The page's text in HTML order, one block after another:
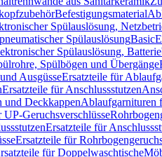
Befestigungsmaterial
Spülauslösung,
SpülauslösungBasic
Spülauslösung,
Spülbögen und Übergänge
AusgüsseErsatzteile für
Ersatzteile für Anschlussstutzen
und DeckkappenAblaufgarnituren
UP-Geruchsverschlüsse
Ersatzteile für
Ersatzteile für
für Doppelwaschtische